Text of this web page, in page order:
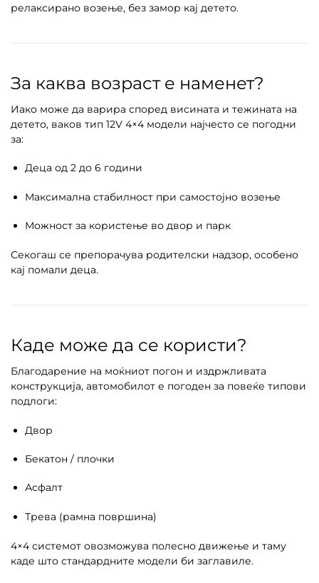
релаксирано возење, без замор кај детето.
За каква возраст е наменет?
Иако може да варира според висината и тежината на
детето, ваков тип 12V 4×4 модели најчесто се погодни
за:
Деца од 2 до 6 години
Максимална стабилност при самостојно возење
Можност за користење во двор и парк
Секогаш се препорачува родителски надзор, особено
кај помали деца.
Каде може да се користи?
Благодарение на моќниот погон и издржливата
конструкција, автомобилот е погоден за повеќе типови
подлоги:
Двор
Бекатон / плочки
Асфалт
Трева (рамна површина)
4×4 системот овозможува полесно движење и таму
каде што стандардните модели би заглавиле.